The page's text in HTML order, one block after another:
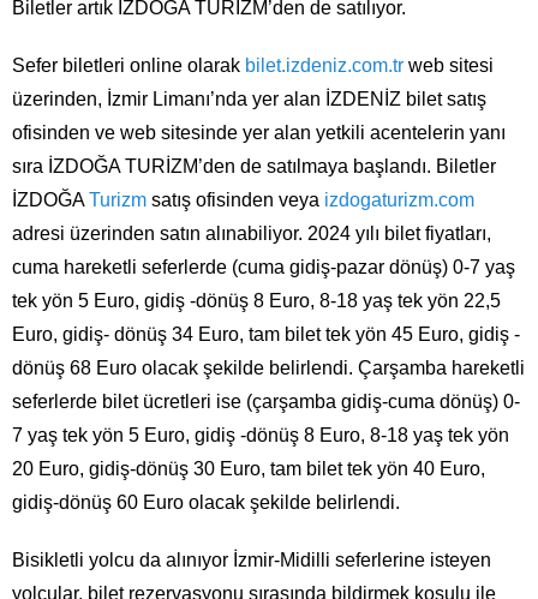
Biletler artık İZDOĞA TURİZM’den de satılıyor.
Sefer biletleri online olarak bilet.izdeniz.com.tr web sitesi
üzerinden, İzmir Limanı’nda yer alan İZDENİZ bilet satış
ofisinden ve web sitesinde yer alan yetkili acentelerin yanı
sıra İZDOĞA TURİZM’den de satılmaya başlandı. Biletler
İZDOĞATurizm satış ofisinden veya izdogaturizm.com
adresi üzerinden satın alınabiliyor. 2024 yılı bilet fiyatları,
cuma hareketli seferlerde (cuma gidiş-pazar dönüş) 0-7 yaş
tek yön 5 Euro, gidiş -dönüş 8 Euro, 8-18 yaş tek yön 22,5
Euro, gidiş- dönüş 34 Euro, tam bilet tek yön 45 Euro, gidiş -
dönüş 68 Euro olacak şekilde belirlendi. Çarşamba hareketli
seferlerde bilet ücretleri ise (çarşamba gidiş-cuma dönüş) 0-
7 yaş tek yön 5 Euro, gidiş -dönüş 8 Euro, 8-18 yaş tek yön
20 Euro, gidiş-dönüş 30 Euro, tam bilet tek yön 40 Euro,
gidiş-dönüş 60 Euro olacak şekilde belirlendi.
Bisikletli yolcu da alınıyor İzmir-Midilli seferlerine isteyen
yolcular, bilet rezervasyonu sırasında bildirmek koşulu ile